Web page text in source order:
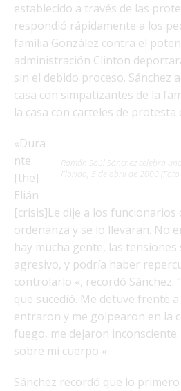
establecido a través de las
respondió rápidamente a los
familia González contra el
administración Clinton
sin el debido proceso. Sánchez
casa con simpatizantes de la
la casa con carteles de protesta
Ramón Saúl Sánchez celebra
Florida, 5 de abril de 2000 (Foto
«Dura
nte
[the]
Elián
[crisis]Le dije a los funcionarios
ordenanza y se lo llevaran. No
hay mucha gente, las
agresivo, y podría haber
controlarlo «, recordó Sánchez.
que sucedió. Me detuve frente
entraron y me golpearon en la
fuego, me dejaron
sobre mi cuerpo «.
Sánchez recordó que lo